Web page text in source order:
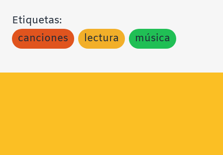
Etiquetas:
canciones
lectura música